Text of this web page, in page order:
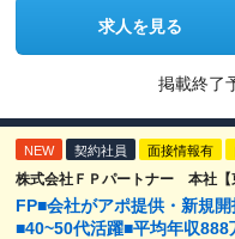
求人を見る
掲載終了
NEW 契約社員 面接情報有
株式会社ＦＰパートナー 本社【
FP■会社がアポ提供・新規
■40~50代活躍■平均年収888